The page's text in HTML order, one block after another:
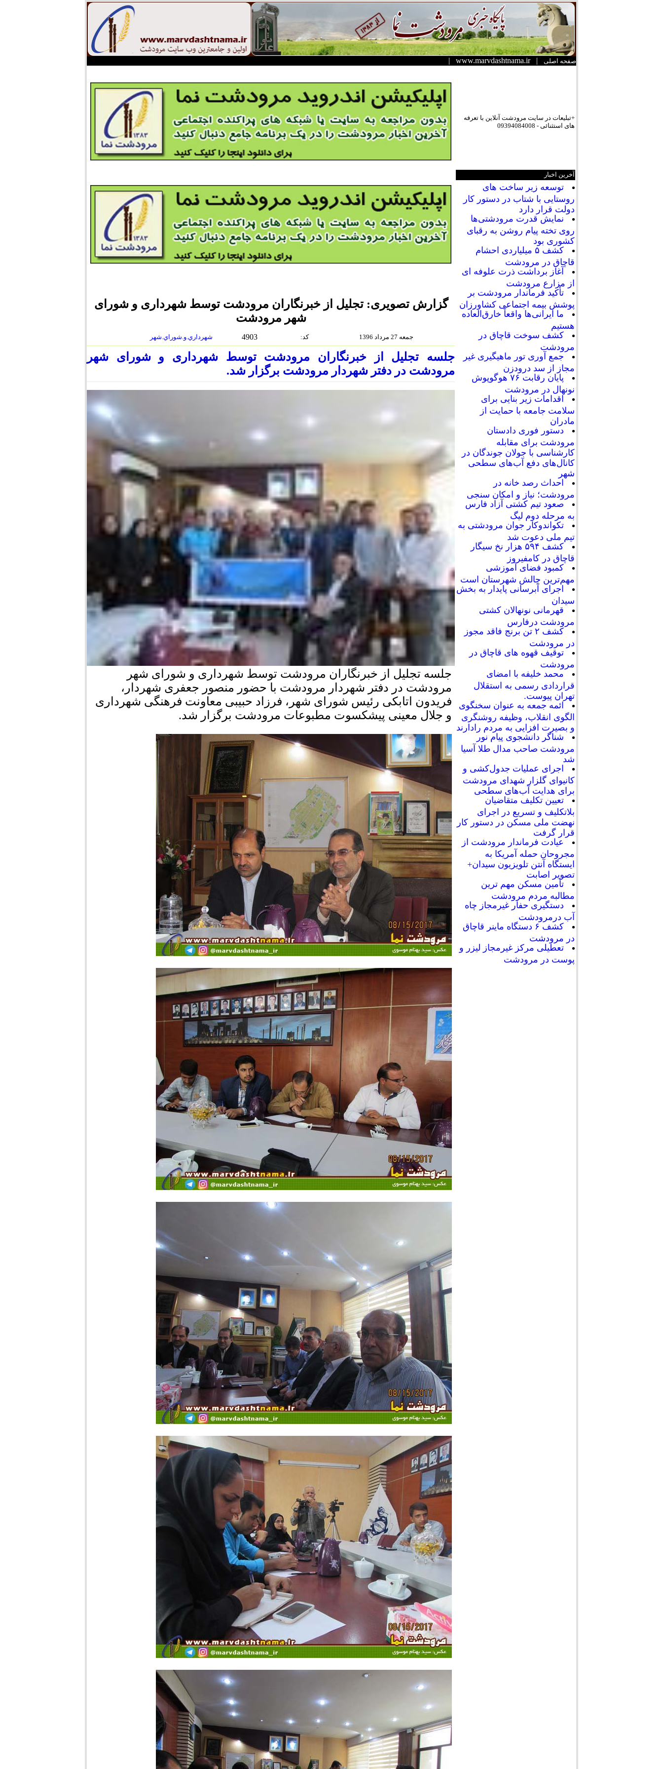
صفحه اصلی |
www.marvdashtnama.ir
|
+تبلیعات در سایت مرودشت آنلاین با تعرفه
های استثنائی - 09394084008
آخرین اخبار
توسعه زیر ساخت های
روستایی با شتاب در دستور کار
دولت قرار دارد
نمایش قدرت مرودشتی‌ها
روی تخته پیام روشن به رقبای
کشوری بود
کشف ۵ میلیاردی احشام
قاچاق در مرودشت
آغاز برداشت ذرت علوفه ای
از مزارع مرودشت
تأکید فرماندار مرودشت بر
پوشش بیمه اجتماعی کشاورزان
ما ایرانی‌ها واقعاً خارق‌العاده
هستیم
کشف سوخت قاچاق در
مرودشت
جمع آوری تور ماهیگیری غیر
مجاز از سد درودزن
پایان رقابت‌ ۷۶ هوگوپوش
نونهال در مرودشت
اقدامات زیر بنایی برای
سلامت جامعه با حمایت از
مادران
دستور فوری دادستان
مرودشت برای مقابله
کارشناسی با جولان جوندگان در
کانال‌های دفع آب‌های سطحی
شهر
احداث رصد خانه در
مرودشت؛ نیاز و امکان سنجی
صعود تیم کشتی آزاد فارس
به مرحله دوم لیگ
تکواندوکار جوان مرودشتی به
تیم ملی دعوت شد
کشف ۵۹۴ هزار نخ سیگار
قاچاق در کامفیروز
کمبود فضای آموزشی
مهم‌ترین چالش شهرستان است
اجرای آبرسانی پایدار به بخش
سیدان
قهرمانی نونهالان کشتی
مرودشت درفارس
کشف ۲ تن برنج فاقد مجوز
در مرودشت
توقیف قهوه های قاچاق در
مرودشت
محمد خلیفه با امضای
قراردادی رسمی به استقلال
تهران پیوست.
ائمه جمعه به عنوان سخنگوی
الگوی انقلاب، وظیفه روشنگری
و بصیرت افزایی به مردم رادارند
شناگر دانشجوی پیام نور
مرودشت صاحب مدال طلا آسیا
شد
اجرای عملیات جدول‌کشی و
کانیوای گلزار شهدای مرودشت
برای هدایت آب‌های سطحی
تعیین تکلیف متقاضیان
بلاتکلیف و تسریع در اجرای
نهضت ملی مسکن در دستور کار
قرار گرفت
عیادت فرماندار مرودشت از
مجروحان حمله آمریکا به
ایستگاه آنتن تلویزیون سیدان+
تصویر اصابت
تأمین مسکن مهم ترین
مطالبه مردم مرودشت
دستگیری حفار غیرمجاز چاه
آب درمرودشت
کشف ۶ دستگاه ماینر قاچاق
در مرودشت
تعطیلی مرکز غیرمجاز لیزر و
پوست در مرودشت
گزارش تصویری: تجلیل از خبرنگاران مرودشت توسط شهرداری و شورای
شهر مرودشت
4903 :كد جمعه 27 مرداد 1396
جلسه تجلیل از خبرنگاران مرودشت توسط شهرداری و شورای شهر
مرودشت در دفتر شهردار مرودشت برگزار شد.
جلسه تجلیل از خبرنگاران مرودشت توسط شهرداری و شورای شهر
مرودشت در دفتر شهردار مرودشت با حضور منصور جعفری شهردار،
فریدون اتابکی رئیس شورای شهر، فرزاد حبیبی معاونت فرهنگی شهرداری
و جلال معینی پیشکسوت مطبوعات مرودشت برگزار شد.